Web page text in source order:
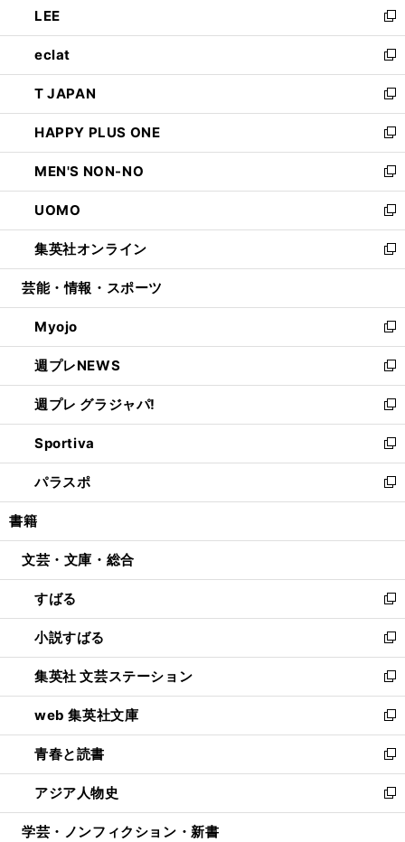
く
で
開
く
ド
ウ
で
開
く
ィ
ン
ド
ウ
で
開
く
い
ウ
ィ
ン
ド
ウ
で
開
く
LEE
新
し
い
ウ
ィ
ン
ド
ウ
で
開
く
eclat
新
し
い
ウ
ィ
ン
ド
ウ
で
開
く
T JAPAN
新
し
い
ウ
ィ
ン
ド
ウ
で
開
HAPPY PLUS ONE
新
し
い
ウ
ィ
ン
ド
ウ
開
く
MEN'S NON-NO
新
し
い
ウ
ィ
ン
ウ
で
開
く
UOMO
新
し
い
ウ
ン
ド
ウ
で
開
く
集英社オンライン
新
し
ウ
ィ
ン
ド
ウ
で
開
く
芸能・情報・スポーツ
Myojo
新
し
い
ウ
ィ
ン
ド
ウ
で
開
週プレNEWS
新
し
い
ウ
ィ
ン
ド
ウ
開
週プレ グラジャパ!
新
し
い
ウ
ィ
ン
ウ
開
く
Sportiva
新
し
い
ウ
ン
ウ
で
開
く
パラスポ
新
し
ウ
ン
ド
ウ
で
開
く
書籍
文芸・文庫・総合
すばる
新
し
い
ウ
ィ
ン
ド
ウ
で
開
く
小説すばる
新
し
い
ウ
ィ
ン
ド
ウ
で
開
集英社 文芸ステーション
新
し
い
ウ
ィ
ン
ド
ウ
web 集英社文庫
新
し
い
ウ
ィ
ン
青春と読書
新
し
い
ウ
アジア人物史
新
し
学芸・ノンフィクション・新書